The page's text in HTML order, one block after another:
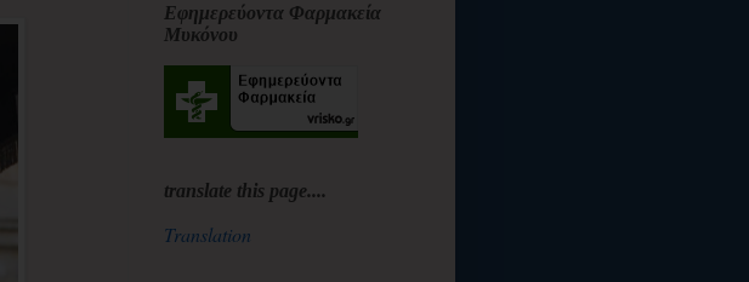
Εφημερεύοντα Φαρμακεία
Μυκόνου
translate this page....
Translation